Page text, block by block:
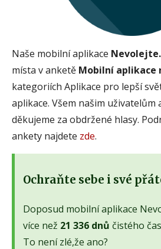
Naše mobilní aplikace
místa v anketě Mobilní aplikace
kategoriích Aplikace pro lepší
aplikace. Všem našim uživatelům
děkujeme za obdržené hlasy.
ankety najdete zde.
Ochraňte sebe i své
Doposud mobilní aplikace
více než 21 336 dnů čistého
To není zlé,že ano?